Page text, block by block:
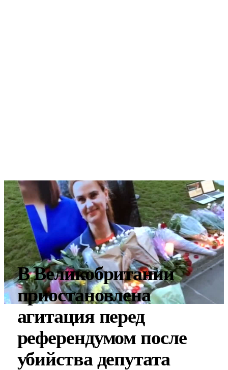
В Великобритании
приостановлена
агитация перед
референдумом после
убийства депутата